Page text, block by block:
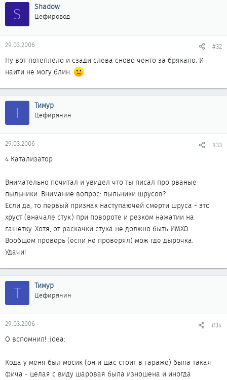
S Shadow
Цефировод
29.03.2006 #32
Ну вот потеплело и сзади слева сново ченто за брякало. И
наити не могу блин.
Т Тимур
Цефирянин
29.03.2006 #33
4 Катализатор
Внимательно почитал и увидел что ты писал про рваные
пыльники. Внимание вопрос: пыльники шрусов?
Если да, то первый признак наступаючей смерти шруса - это
хруст (вначале стук) при повороте и резком нажатии на
гашетку. Хотя, от раскачки стука не должно быть ИМХО.
Вообщем проверь (если не проверял) мож где дырочка.
Удачи!
Т Тимур
Цефирянин
29.03.2006 #34
О вспомнил! :idea:
Кода у меня был мосик (он и щас стоит в гараже) была такая
фича - целая с виду шаровая была изношена и иногда